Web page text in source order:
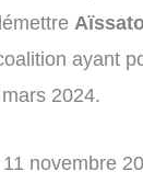
ayant
2024.
novembre